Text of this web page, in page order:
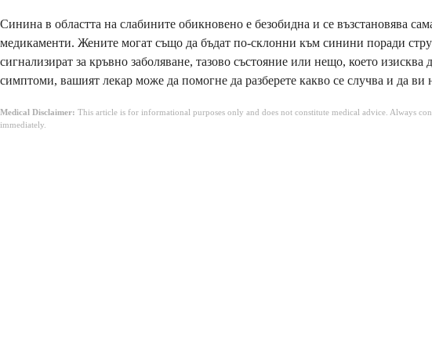
Синина в областта на слабините обикновено е безобидна и се възстановява
медикаменти. Жените могат също да бъдат по-склонни към синини поради
сигнализират за кръвно заболяване, тазово състояние или нещо, което
симптоми, вашият лекар може да помогне да разберете какво се случва и да
Medical Disclaimer: This article is for informational purposes only and does not constitute medical advice. Always
immediately.